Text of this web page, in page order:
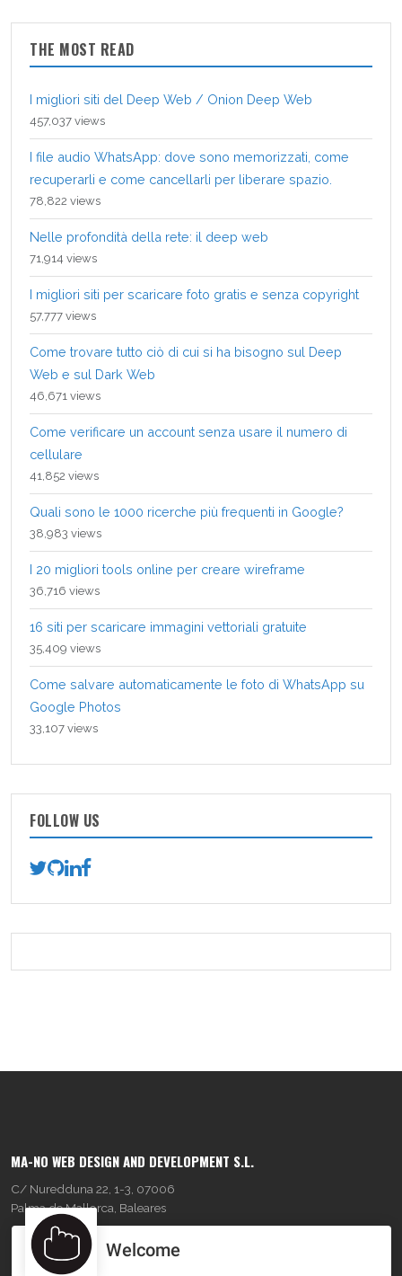
THE MOST READ
I migliori siti del Deep Web / Onion Deep Web
457,037 views
I file audio WhatsApp: dove sono memorizzati, come
recuperarli e come cancellarli per liberare spazio.
78,822 views
Nelle profondità della rete: il deep web
71,914 views
I migliori siti per scaricare foto gratis e senza copyright
57,777 views
Come trovare tutto ciò di cui si ha bisogno sul Deep
Web e sul Dark Web
46,671 views
Come verificare un account senza usare il numero di
cellulare
41,852 views
Quali sono le 1000 ricerche più frequenti in Google?
38,983 views
I 20 migliori tools online per creare wireframe
36,716 views
16 siti per scaricare immagini vettoriali gratuite
35,409 views
Come salvare automaticamente le foto di WhatsApp su
Google Photos
33,107 views
FOLLOW US
MA-NO WEB DESIGN AND DEVELOPMENT S.L.
C/ Nuredduna 22, 1-3, 07006
Palma de Mallorca, Baleares
OUR COMPANY Welcome